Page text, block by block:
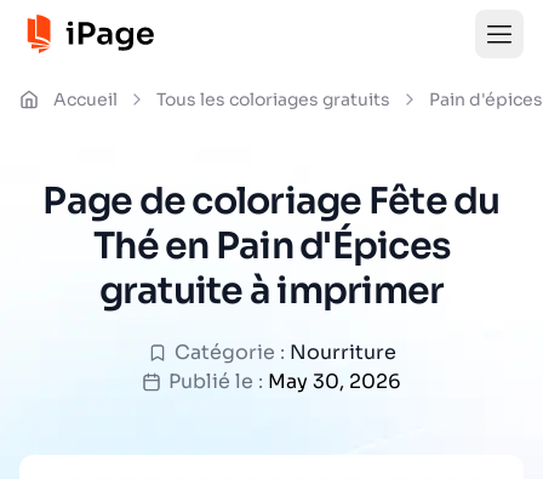
Accueil Tous les coloriages gratuits Pain d'épices
Page de coloriage Fête du
Thé en Pain d'Épices
gratuite à imprimer
Catégorie : Nourriture
Publié le : May 30, 2026